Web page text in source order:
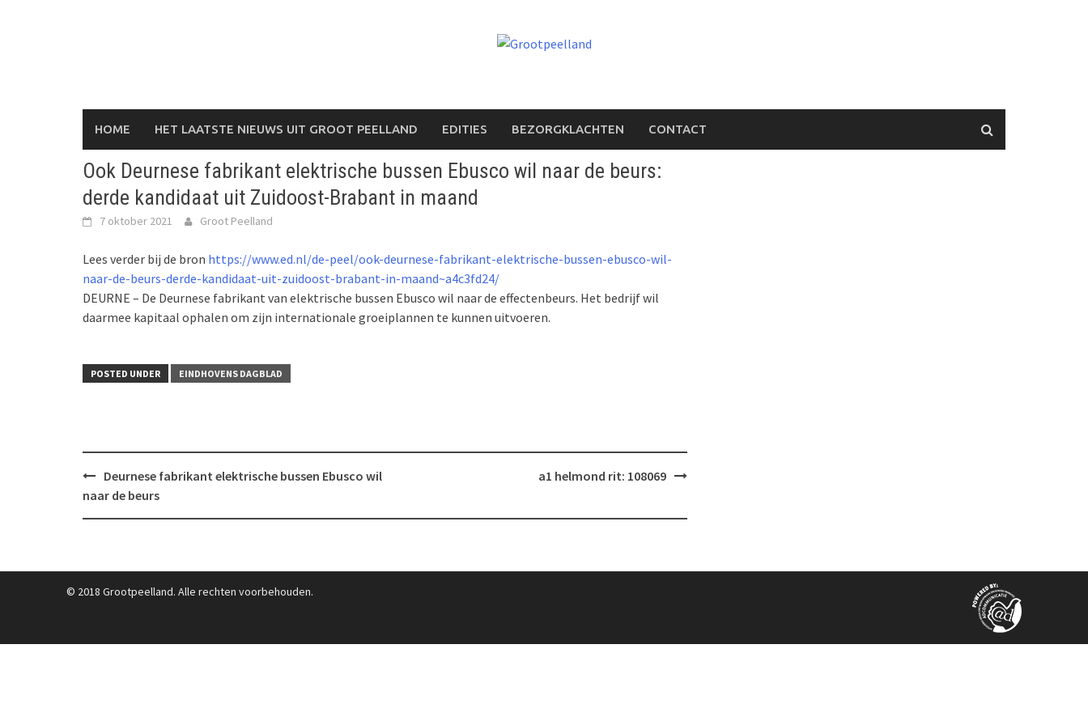
HOME HET LAATSTE NIEUWS UIT GROOT PEELLAND EDITIES BEZORGKLACHTEN CONTACT
Ook Deurnese fabrikant elektrische bussen Ebusco wil naar de beurs:
derde kandidaat uit Zuidoost-Brabant in maand
7 oktober 2021 Groot Peelland
Lees verder bij de bron https://www.ed.nl/de-peel/ook-deurnese-fabrikant-elektrische-bussen-ebusco-wil-
naar-de-beurs-derde-kandidaat-uit-zuidoost-brabant-in-maand~a4c3fd24/
DEURNE – De Deurnese fabrikant van elektrische bussen Ebusco wil naar de effectenbeurs. Het bedrijf wil
daarmee kapitaal ophalen om zijn internationale groeiplannen te kunnen uitvoeren.
POSTED UNDER EINDHOVENS DAGBLAD
Post
navigation
Deurnese fabrikant elektrische bussen Ebusco wil
naar de beurs
a1 helmond rit: 108069
© 2018 Grootpeelland. Alle rechten voorbehouden.